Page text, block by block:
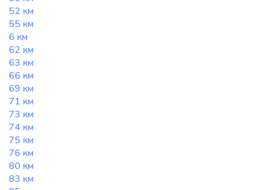
52 км
55 км
6 км
62 км
63 км
66 км
69 км
71 км
73 км
74 км
75 км
76 км
80 км
83 км